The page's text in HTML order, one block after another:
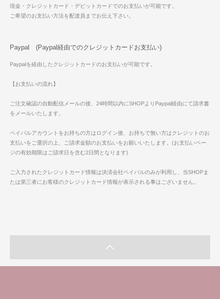
現金・クレジットカード・デビットカードでのお支払いが可能です。
ご希望のお支払い方法を配達員までお伝え下さい。
Paypal (Paypal経由でのクレジットカードお支払い)
Paypalを経由したクレジットカードのお支払いが可能です。
【お支払いの流れ】
ご注文確認の自動配信メールの後、24時間以内にSHOPよりPaypal経由にて請求書
をメールいたします。
ペイパルアカウントをお持ちの方はログイン後、お持ちで無い方はクレジットのお
支払いをご選択の上、ご請求金額のお支払いをお願いいたします。(お支払いペー
ジの有効期限はご請求日を含む2日間となります)
ご入力されたクレジットカード情報は決済会社ペイパルのみが利用し、当SHOPま
たは第三者にお客様のクレジットカード情報が表示される事はございません。